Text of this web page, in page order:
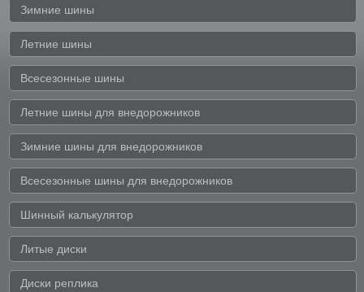
Зимние шины
Летние шины
Всесезонные шины
Летние шины для внедорожников
Зимние шины для внедорожников
Всесезонные шины для внедорожников
Шинный калькулятор
Литые диски
Диски реплика